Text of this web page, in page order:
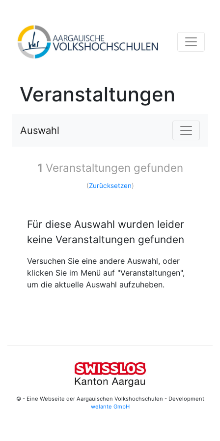
Veranstaltungen
Auswahl
1 Veranstaltungen gefunden
(Zurücksetzen)
Für diese Auswahl wurden leider
keine Veranstaltungen gefunden
Versuchen Sie eine andere Auswahl, oder
klicken Sie im Menü auf "Veranstaltungen",
um die aktuelle Auswahl aufzuheben.
© - Eine Webseite der Aargauischen Volkshochschulen - Development
welante GmbH